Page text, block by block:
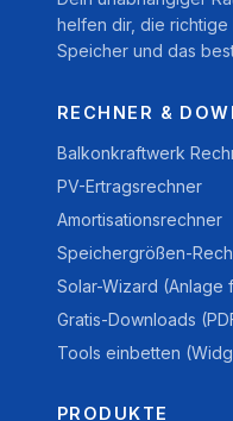
helfen dir, die
Speicher und das
RECHNER &
Balkonkraftwerk
PV-Ertragsrechner
Amortisationsrechner
Speichergrößen-
Solar-Wizard (Anlage
Gratis-Downloads
Tools einbetten
PRODUKTE